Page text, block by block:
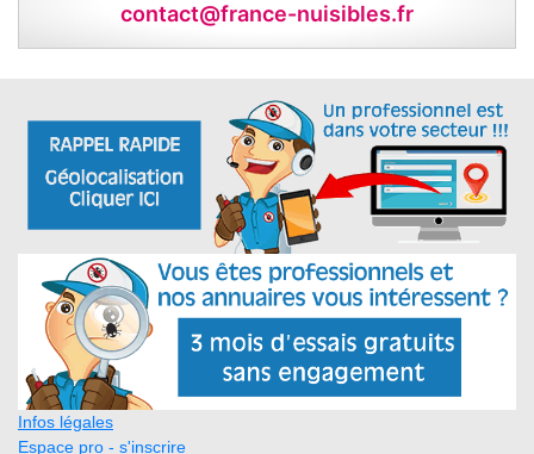
contact@france-nuisibles.fr
Infos légales
Espace pro - s'inscrire